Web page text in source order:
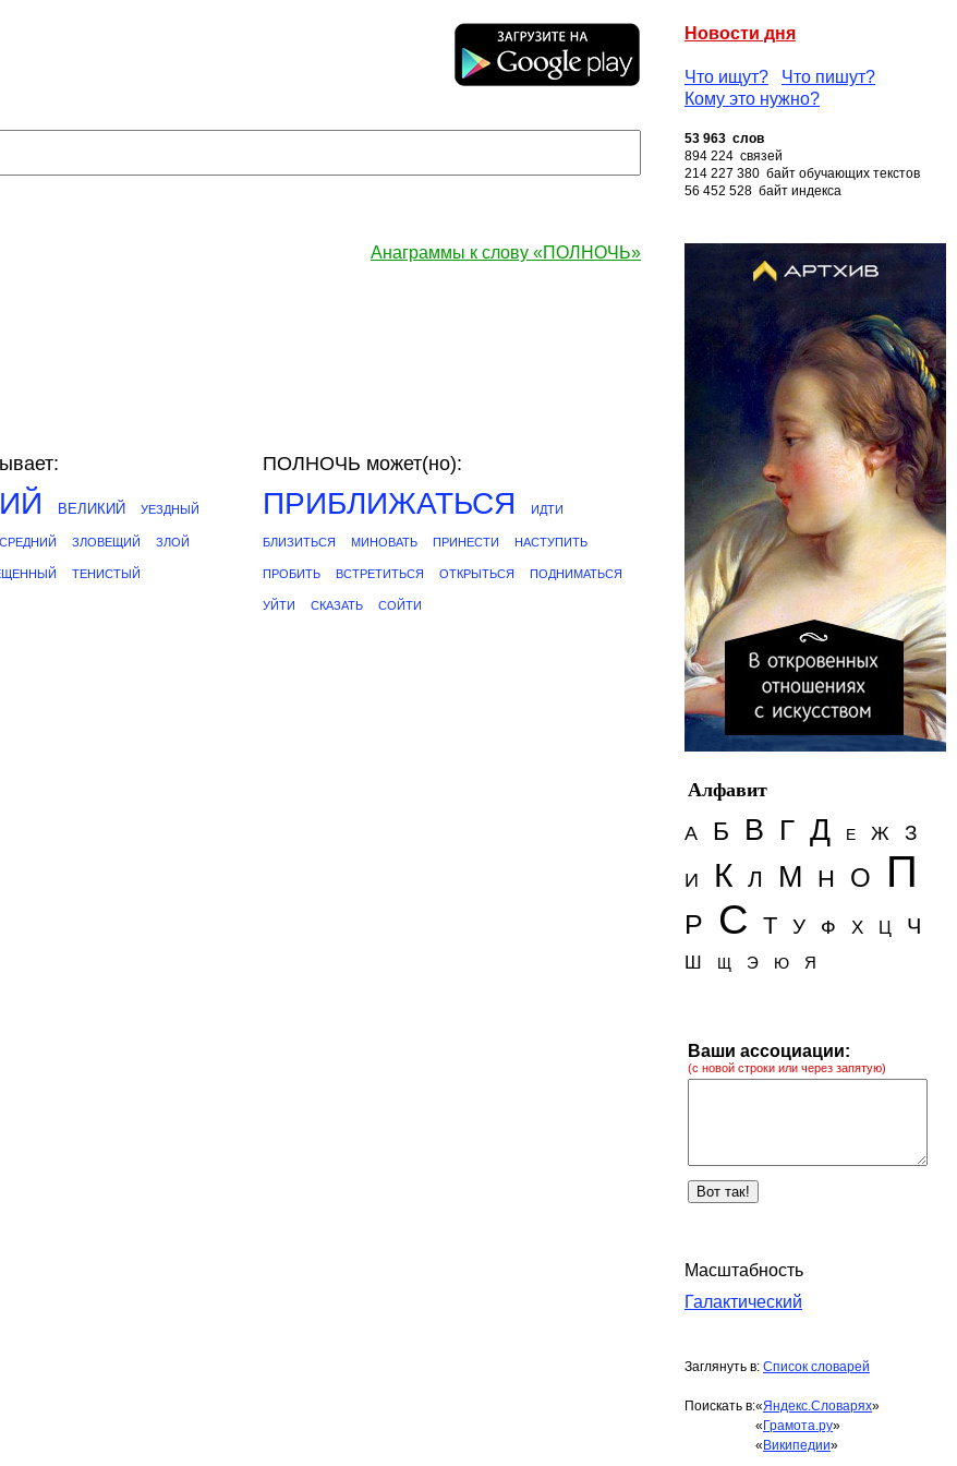
Новости дня
Что ищут?
Что пишут?
Кому это нужно?
53 963 слов
894 224 связей
214 227 380 байт обучающих текстов
56 452 528 байт индекса
Анаграммы к слову «ПОЛНОЧЬ»
ВЕЛИКИЙ УЕЗДНЫЙ
СРЕДНИЙ ЗЛОВЕЩИЙ ЗЛОЙ
ТЕНИСТЫЙ
ПОЛНОЧЬ может(но):
ПРИБЛИЖАТЬСЯ ИДТИ
БЛИЗИТЬСЯ МИНОВАТЬ ПРИНЕСТИ НАСТУПИТЬ
ПРОБИТЬ ВСТРЕТИТЬСЯ ОТКРЫТЬСЯ ПОДНИМАТЬСЯ
УЙТИ СКАЗАТЬ СОЙТИ
Алфавит
А
Б В Г Д Е Ж З
И К Л М Н О П
Р С Т У Ф Х Ц Ч
Ш Щ Э Ю Я
Ваши ассоциации:
(с новой строки или через запятую)
Масштабность
Галактический
Заглянуть в: Список словарей
Поискать в:«Яндекс.Словарях»
« Грамота.ру»
« Википедии»